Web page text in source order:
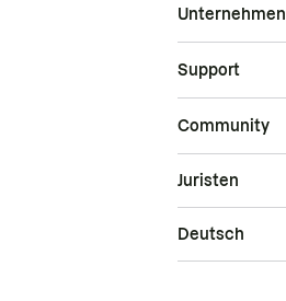
Unternehmen
Support
Community
Juristen
Deutsch